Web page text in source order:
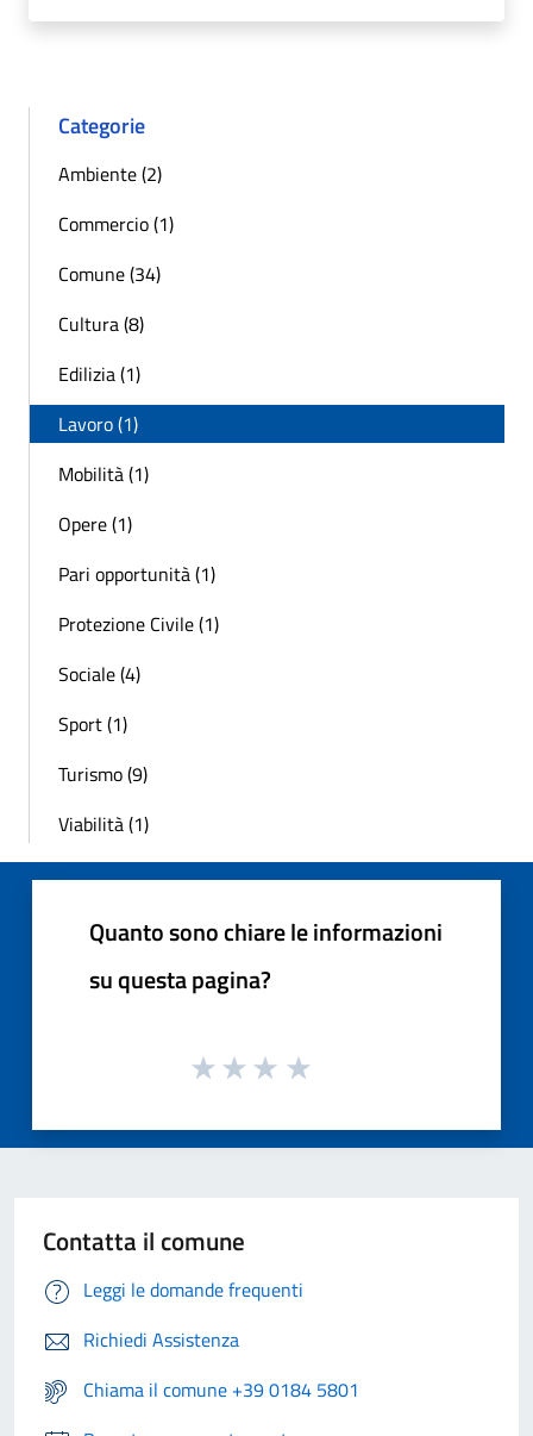
Categorie
Ambiente (2)
Commercio (1)
Comune (34)
Cultura (8)
Edilizia (1)
Lavoro (1)
Mobilità (1)
Opere (1)
Pari opportunità (1)
Protezione Civile (1)
Sociale (4)
Sport (1)
Turismo (9)
Viabilità (1)
Quanto sono chiare le informazioni
su questa pagina?
Contatta il comune
Leggi le domande frequenti
Richiedi Assistenza
Chiama il comune +39 0184 5801